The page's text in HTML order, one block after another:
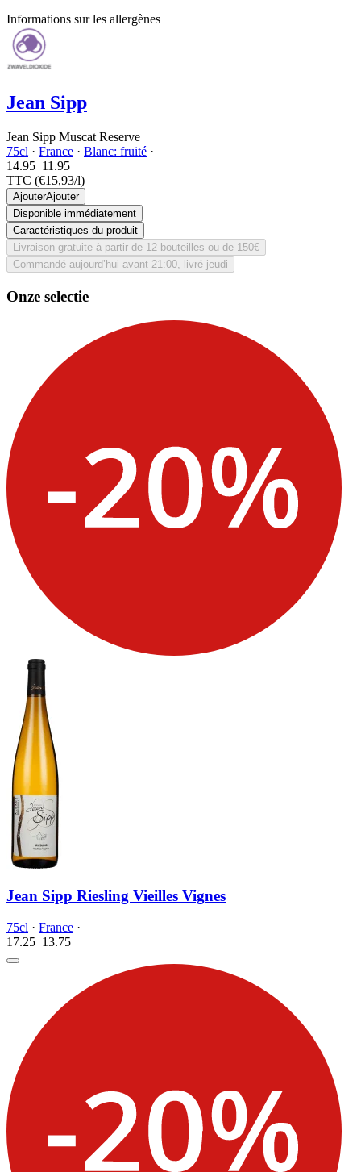
Informations sur les allergènes
Jean Sipp
Jean Sipp Muscat Reserve
75cl · France · Blanc: fruité ·
14.95 11.95
TTC (€15,93/l)
AjouterAjouter
Disponible immédiatement
Caractéristiques du produit
Livraison gratuite à partir de 12 bouteilles ou de 150€
Commandé aujourd’hui avant 21:00, livré jeudi
Onze selectie
Jean Sipp Riesling Vieilles Vignes
75cl · France ·
17.25 13.75